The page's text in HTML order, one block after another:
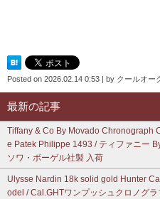
Posted on 2026.02.14 0:53 by クールオー
最新の記事
Tiffany & Co By Movado Chronograph
e Patek Philippe 1493 / ティファニー
ソワ・ボーゲル社製 入荷
Ulysse Nardin 18k solid gold Hunter
odel / Cal.GHTワンプッシュクロノグ